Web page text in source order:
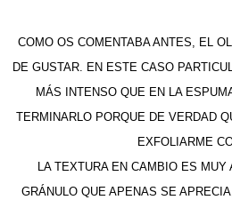
COMO OS COMENTABA ANTES, EL
DE GUSTAR. EN ESTE CASO
MÁS INTENSO QUE EN LA
TERMINARLO PORQUE DE VERDAD
EXFOLIARME
LA TEXTURA EN CAMBIO ES
GRÁNULO QUE APENAS SE